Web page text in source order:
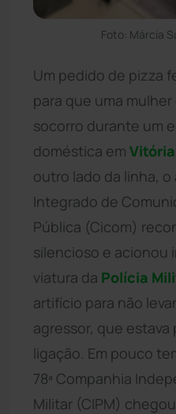
Foto: Márcia
Um pedido de pizza
para que uma
socorro durante um
doméstica em
outro lado da linha,
Integrado de
Pública (Cicom)
silencioso e acionou
viatura da Polícia
artifício para não
agressor, que
ligação. Em pouco
78ª Companhia
Militar (CIPM)